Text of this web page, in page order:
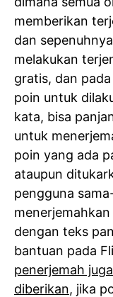
memberikan
dan
melakukan
gratis, dan
poin untuk
kata, bisa
untuk
poin yang ada
ataupun
pengguna
dengan teks
bantuan pada
penerjemah
diberikan, jika